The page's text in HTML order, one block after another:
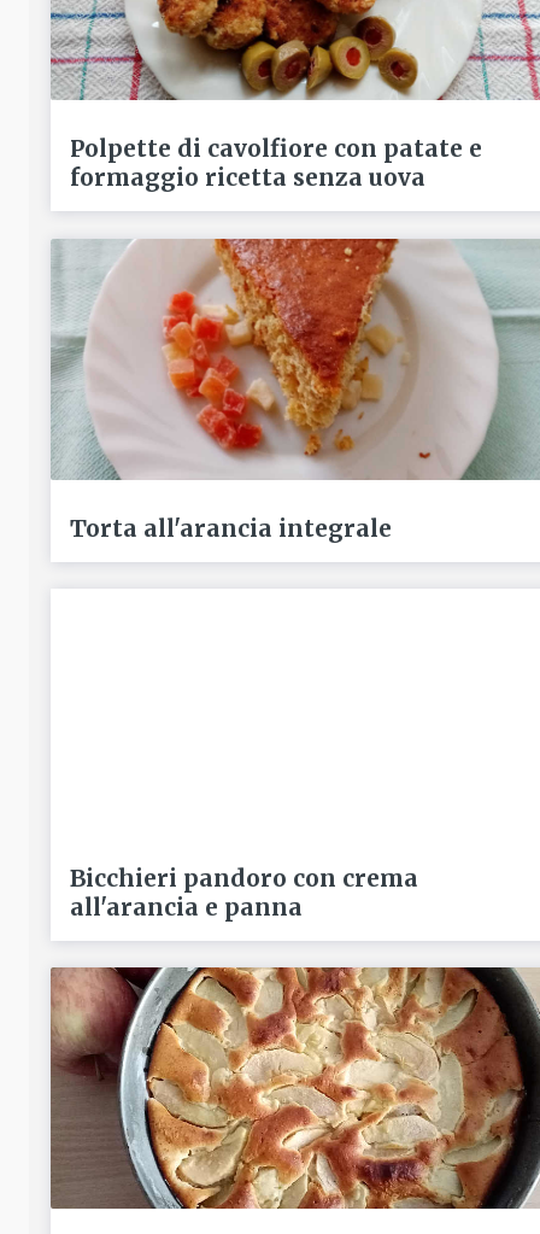
Polpette di cavolfiore con patate e
formaggio ricetta senza uova
Torta all'arancia integrale
Bicchieri pandoro con crema
all'arancia e panna